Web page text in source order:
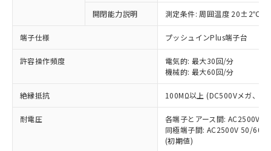
開閉能力説明 測定条件: 周囲温度 20±2℃、
端子仕様 プッシュインPlus端子台
許容操作頻度
電気的: 最大30回/分
機械的: 最大60回/分
絶縁抵抗 100MΩ以上 (DC500Vメガ、点
耐電圧
各端子とアース間: AC2500V
同極端子間: AC2500V 50/
(初期値)
商品の当社在庫状況および標準価格
(税抜)を提供させていただくもので
当社制御機器事業取扱商品の中には、
本サービスの対象外となる商品もある
ことをご了承ください。
在庫状況および標準価格照会結果は、
記載している更新日時点での社内デー
タに基づき作成されるものであり、閲
覧された時点での実際の在庫および標
準価格とは異なる場合があることをご
非含有の対応状況を調査中または確認中の
非該当品：ライセンス料など無形物で、有
害物質有無と関係のない商品です。
仕入先様の事情により、非含有部品として
いたものが、含有品と判明した場合などや
むを得ず変更することがあります。
六価クロム(Cr(Ⅵ)) 1000ppm以下、ポリ臭化ビフェニル
類(PBB) 1000ppm以下、ポリ臭化ジフェニルエーテル類
「○」：最大均質材料含有率が中国RoHSの
基準値以下であることを示します。
「×」：最大均質材料含有率が中国RoHSの
基準値を超えていることを示します。
「－」：未確認です。当社販売部門へお問
*中国RoHS10物質の基準値 (GB/T26572)：
Pb(鉛) :1000ppm、 Hg(水銀) : 1000ppm、 Cd(カドミウ
Cr(Ⅵ)(六価クロム) : 1000ppm、 PBBs(ポリ臭化ビフェ
当社は、これら貴社製品のうち、外国
為替および外国貿易法に定める商品
（以下｢規制貨物等」という）を輸出
または国外への提供する場合は、日本
国政府の輸出許可(または役務取引許
可)を取得するなどの必要な手続きを